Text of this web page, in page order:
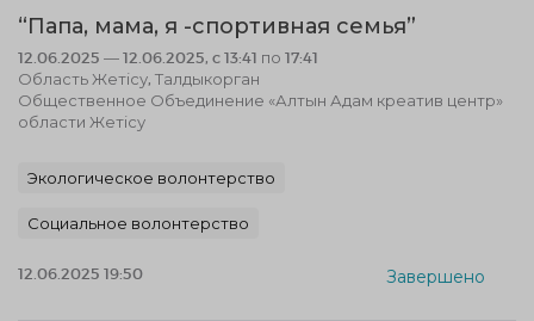
“Папа, мама, я -спортивная семья”
12.06.2025 — 12.06.2025, c 13:41 по 17:41
Область Жетісу, Талдыкорган
Общественное Объединение «Алтын Адам креатив центр»
области Жетісу
Экологическое волонтерство
Социальное волонтерство
12.06.2025 19:50 Завершено